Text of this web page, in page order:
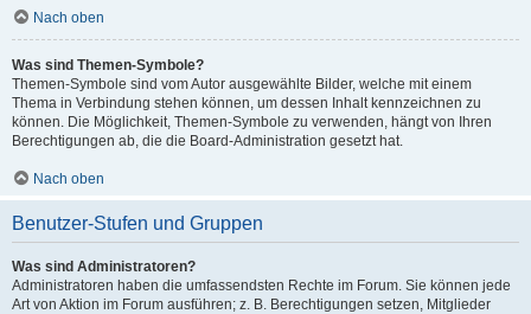
Nach oben
Was sind Themen-Symbole?
Themen-Symbole sind vom Autor ausgewählte Bilder, welche mit einem
Thema in Verbindung stehen können, um dessen Inhalt kennzeichnen zu
können. Die Möglichkeit, Themen-Symbole zu verwenden, hängt von Ihren
Berechtigungen ab, die die Board-Administration gesetzt hat.
Nach oben
Benutzer-Stufen und Gruppen
Was sind Administratoren?
Administratoren haben die umfassendsten Rechte im Forum. Sie können jede
Art von Aktion im Forum ausführen; z. B. Berechtigungen setzen, Mitglieder